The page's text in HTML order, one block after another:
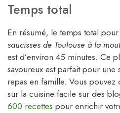
Temps total
En résumé, le temps total
saucisses de Toulouse à la
est d’environ 45 minutes. Ce
savoureux est parfait pour
repas en famille. Vous pouvez
sur la cuisine facile sur des
600 recettes pour enrichir